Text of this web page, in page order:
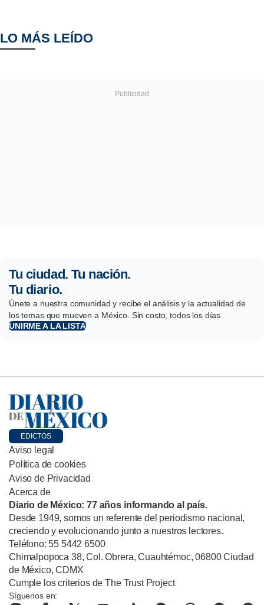
LO MÁS LEÍDO
Tu ciudad. Tu nación.
Tu diario.
Únete a nuestra comunidad y recibe el análisis y la actualidad de
los temas que mueven a México. Sin costo, todos los días.
UNIRME A LA LISTA
EDICTOS
Aviso legal
Política de cookies
Aviso de Privacidad
Acerca de
Diario de México: 77 años informando al país.
Desde 1949, somos un referente del periodismo nacional,
creciendo y evolucionando junto a nuestros lectores.
Teléfono: 55 5442 6500
Chimalpopoca 38, Col. Obrera, Cuauhtémoc, 06800 Ciudad
de México, CDMX
Cumple los criterios de The Trust Project
Síguenos en: